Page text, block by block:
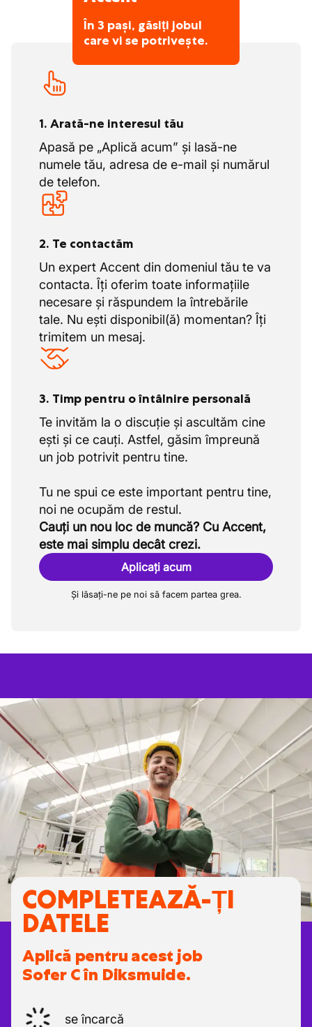
În 3 pași, găsiți jobul
care vi se potrivește.
1. Arată-ne interesul tău
Apasă pe „Aplică acum” și lasă-ne
numele tău, adresa de e-mail și numărul
de telefon.
2. Te contactăm
Un expert Accent din domeniul tău te va
contacta. Îți oferim toate informațiile
necesare și răspundem la întrebările
tale. Nu ești disponibil(ă) momentan? Îți
trimitem un mesaj.
3. Timp pentru o întâlnire personală
Te invităm la o discuție și ascultăm cine
ești și ce cauți. Astfel, găsim împreună
un job potrivit pentru tine.
Tu ne spui ce este important pentru tine,
Cauți un nou loc de muncă? Cu Accent,
este mai simplu decât crezi.
Aplicați acum
Și lăsați-ne pe noi să facem partea grea.
COMPLETEAZĂ-ȚI
DATELE
Aplică pentru acest job
Sofer C în Diksmuide.
se încarcă